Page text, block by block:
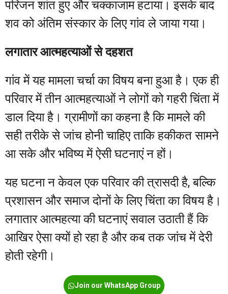
परिजन शांत हुए और चक्काजाम हटाया। इसके बाद
शव को अंतिम संस्कार के लिए गांव ले जाया गया।
लगातार आत्महत्याओं से दहशत
गांव में यह मामला चर्चा का विषय बना हुआ है। एक ही
परिवार में तीन आत्महत्याओं ने लोगों को गहरी चिंता में
डाल दिया है। ग्रामीणों का कहना है कि मामले की
सही तरीके से जांच होनी चाहिए ताकि हकीकत सामने
आ सके और भविष्य में ऐसी घटनाएं न हों।
यह घटना न केवल एक परिवार की त्रासदी है, बल्कि
प्रशासन और समाज दोनों के लिए चिंता का विषय है।
लगातार आत्महत्या की घटनाएं सवाल उठाती हैं कि
आखिर ऐसा क्यों हो रहा है और कब तक जांच में देरी
होती रहेगी।
Join our WhatsApp Group